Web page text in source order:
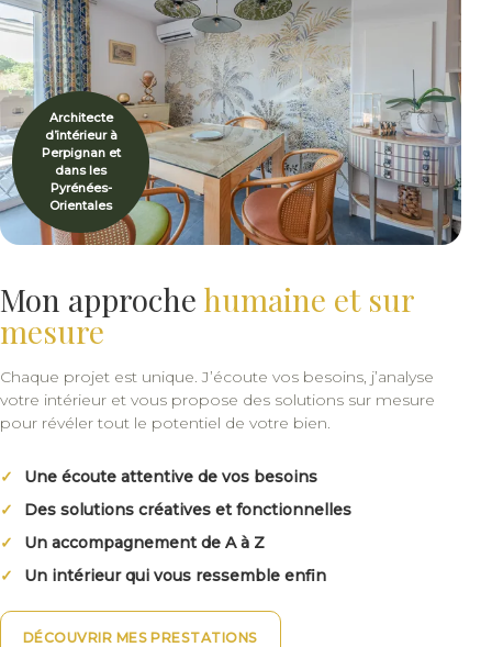
Architecte
d’intérieur à
Perpignan et
dans les
Pyrénées-
Orientales
Mon approche humaine et sur
mesure
Chaque projet est unique. J’écoute vos besoins, j’analyse
votre intérieur et vous propose des solutions sur mesure
pour révéler tout le potentiel de votre bien.
Une écoute attentive de vos besoins
Des solutions créatives et fonctionnelles
Un accompagnement de A à Z
Un intérieur qui vous ressemble enfin
DÉCOUVRIR MES PRESTATIONS